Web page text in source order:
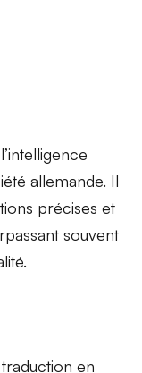
allemande. Il
précises et
souvent
en